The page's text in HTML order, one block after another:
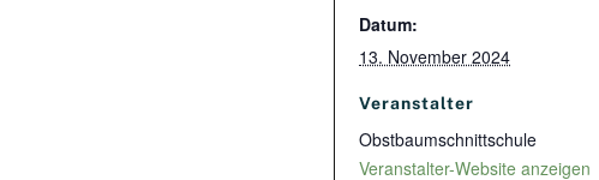
Datum:
13. November 2024
Veranstalter
Obstbaumschnittschule
Veranstalter-Website anzeigen